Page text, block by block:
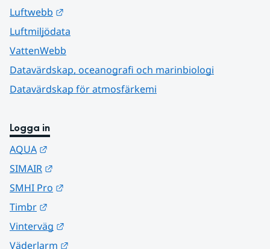
Luftwebb
Luftmiljödata
VattenWebb
Datavärdskap, oceanografi och marinbiologi
Datavärdskap för atmosfärkemi
Logga in
AQUA
SIMAIR
SMHI Pro
Timbr
Vinterväg
Väderlarm